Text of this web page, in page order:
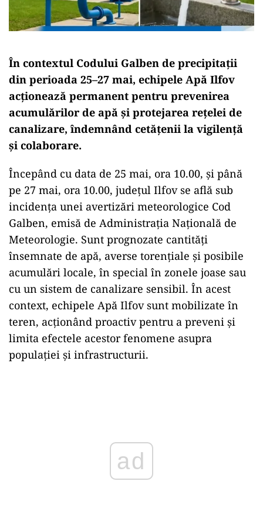
În contextul Codului Galben de precipitații
din perioada 25–27 mai, echipele Apă Ilfov
acționează permanent pentru prevenirea
acumulărilor de apă și protejarea rețelei de
canalizare, îndemnând cetățenii la vigilență
și colaborare.
Începând cu data de 25 mai, ora 10.00, și până
pe 27 mai, ora 10.00, județul Ilfov se află sub
incidența unei avertizări meteorologice Cod
Galben, emisă de Administrația Națională de
Meteorologie. Sunt prognozate cantități
însemnate de apă, averse torențiale și posibile
acumulări locale, în special în zonele joase sau
cu un sistem de canalizare sensibil. În acest
context, echipele Apă Ilfov sunt mobilizate în
teren, acționând proactiv pentru a preveni și
limita efectele acestor fenomene asupra
populației și infrastructurii.